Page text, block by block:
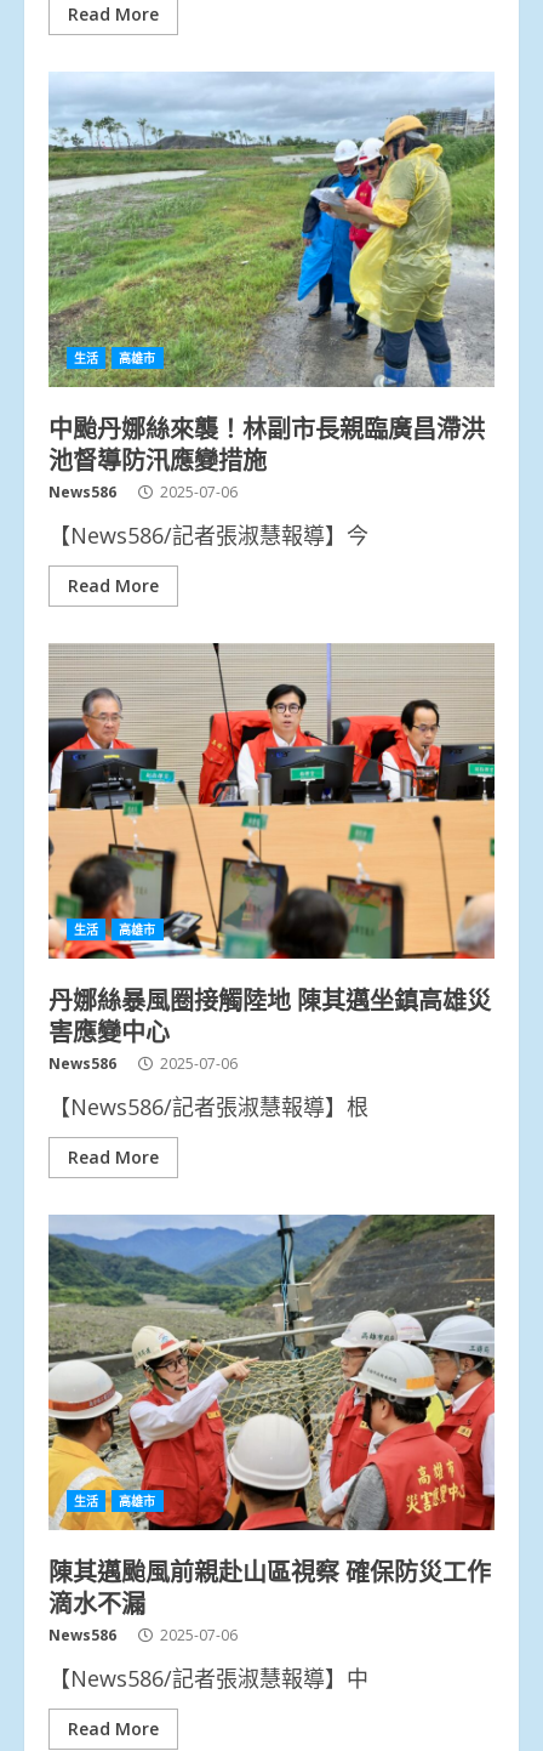
Read More
生活 高雄市
中颱丹娜絲來襲！林副市長親臨廣昌滯洪
池督導防汛應變措施
News586 2025-07-06
【News586/記者張淑慧報導】今
Read More
生活 高雄市
丹娜絲暴風圈接觸陸地 陳其邁坐鎮高雄災
害應變中心
News586 2025-07-06
【News586/記者張淑慧報導】根
Read More
生活 高雄市
陳其邁颱風前親赴山區視察 確保防災工作
滴水不漏
News586 2025-07-06
【News586/記者張淑慧報導】中
Read More